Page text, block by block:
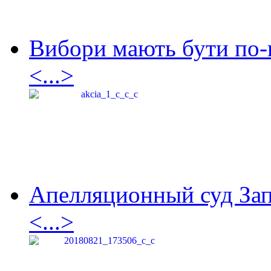
Вибори мають бути по-
<...>
Апелляционный суд
<...>